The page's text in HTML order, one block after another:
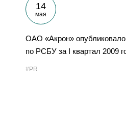
14
мая
ОАО «Акрон»
по РСБУ за I квартал 2009
#PR